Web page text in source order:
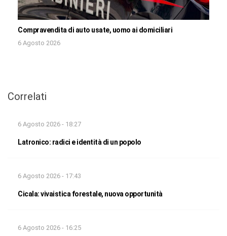
Compravendita di auto usate, uomo ai domiciliari
6 Agosto 2026
Correlati
6 Agosto 2026 - 18:27
Latronico: radici e identità di un popolo
6 Agosto 2026 - 17:43
Cicala: vivaistica forestale, nuova opportunità
6 Agosto 2026 - 16:25